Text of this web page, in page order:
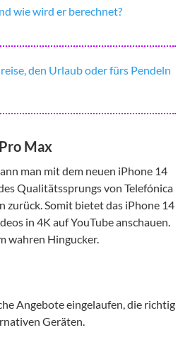
wie wird er berechnet?
den Urlaub oder fürs Pendeln
Max
man mit dem neuen iPhone 14
Qualitätssprungs von Telefónica
Somit bietet das iPhone 14
in 4K auf YouTube anschauen.
wahren Hingucker.
Angebote eingelaufen, die richtig
Geräten.